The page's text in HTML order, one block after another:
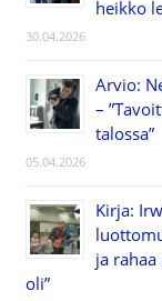
heikko
30.04.2026
Arvio:
–
talossa”
05.04.2026
Kirja:
ja
oli”